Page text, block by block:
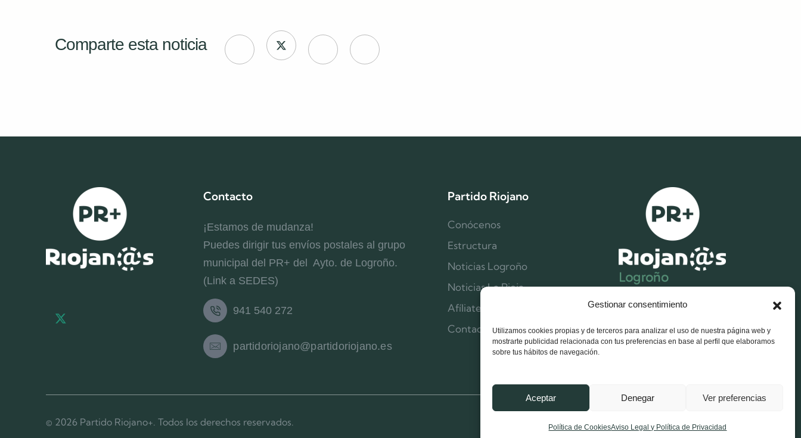
Gestionar consentimiento
Utilizamos cookies propias y de terceros para analizar el uso de nuestra página web y
mostrarte publicidad relacionada con tus preferencias en base al perfil que elaboramos
sobre tus hábitos de navegación.
Aceptar Denegar Ver preferencias
Política de CookiesAviso Legal y Política de Privacidad
Comparte esta noticia
X-
Contacto
¡Estamos de mudanza!
Puedes dirigir tus envíos postales al grupo
municipal del PR+ del Ayto. de Logroño.
(Link a SEDES)
941 540 272
partidoriojano@partidoriojano.es
Partido Riojano
Conócenos
Estructura
Noticias Logroño
Noticias La Rioja
Afíliate
Contacta
twitter
© 2026 Partido Riojano+. Todos los derechos reservados. Aviso Legal y Política de Privacidad Política de Cookies